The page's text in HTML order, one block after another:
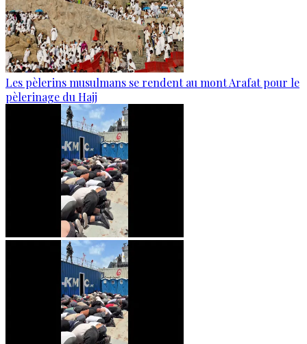
Les pèlerins musulmans se rendent au mont Arafat pour le
pèlerinage du Hajj